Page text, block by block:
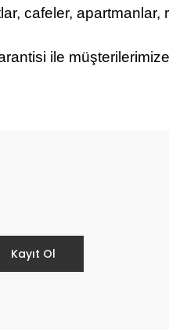
cafeler,
ile
Kayıt Ol